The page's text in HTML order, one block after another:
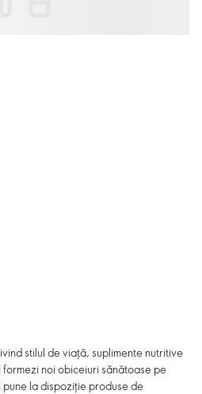
stilul de viață, suplimente nutritive
noi obiceiuri sănătoase pe
la dispoziție produse de